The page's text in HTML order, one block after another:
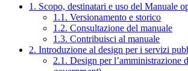
1. Scopo, destinatari e uso del Manuale
1.1. Versionamento e storico
1.2. Consultazione del manuale
1.3. Contribuisci al manuale
2. Introduzione al design per i servizi
2.1. Design per l’amministrazione